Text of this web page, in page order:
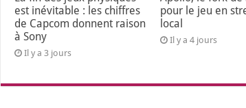
est inévitable : les chiffres
de Capcom donnent raison
à Sony
Il y a 3 jours
pour le jeu en
local
Il y a 4 jours